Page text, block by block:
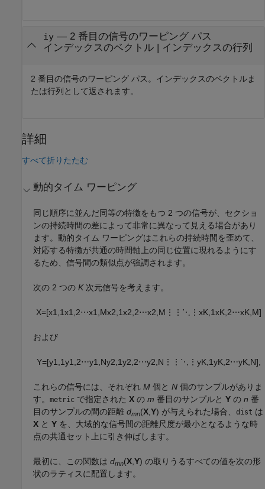
iy— 2 番目の信号のワーピング パス
インデックスのベクトル | インデックスの行列
2 番目の信号のワーピング パス。インデックスのベクトルま
たは行列として返されます。
詳細
すべて折りたたむ
動的タイム ワーピング
同じ順序に並んだ同等の特徴をもつ 2 つの信号が、セクショ
ンの持続時間の差によって非常に異なって見える場合があり
ます。動的タイム ワーピングはこれらの持続時間を歪めて、
対応する特徴が共通の時間軸上の同じ位置に現れるようにす
るため、信号間の類似点が強調されます。
次の 2 つのK次元信号を考えます。
X=[x1 1x1 2⋯x1 Mx2 1x2 2⋯x2 M ⋮ ⋮ ⋱ ⋮xK 1xK 2⋯xK M]
および
Y=[y1 1y1 2⋯y1 Ny2 1y2 2⋯y2 N ⋮ ⋮ ⋱ ⋮yK 1yK 2⋯yK N]
これらの信号には、それぞれM 個とN 個のサンプルがありま
す。metric で指定されたX のm 番目のサンプルとY のn 番
目のサンプルの間の距離dmn(X ,Y) が与えられた場合、dist は
X とY を、大域的な信号間の距離尺度が最小となるような時
点の共通セット上に引き伸ばします。
最初に、この関数はdmn(X ,Y) の取りうるすべての値を次の形
状のラティスに配置します。